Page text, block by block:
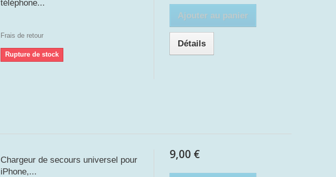
téléphone...
Frais de retour
Rupture de stock
Ajouter au panier
Détails
Chargeur de secours universel pour
iPhone,...
9,00 €